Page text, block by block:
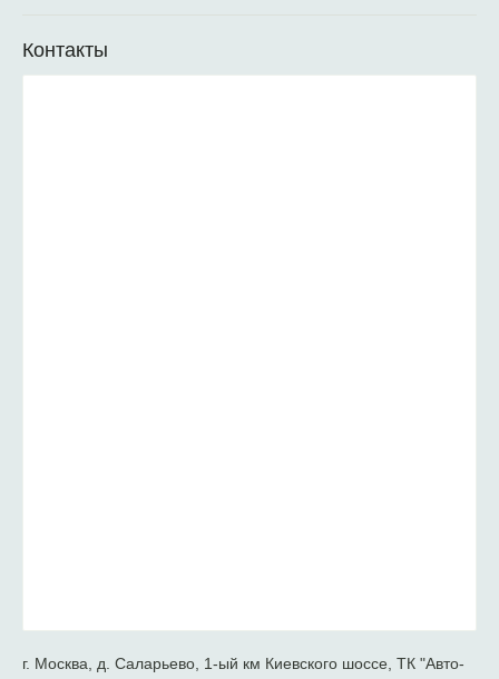
Контакты
г. Москва, д. Саларьево, 1-ый км Киевского шоссе, ТК "Авто-